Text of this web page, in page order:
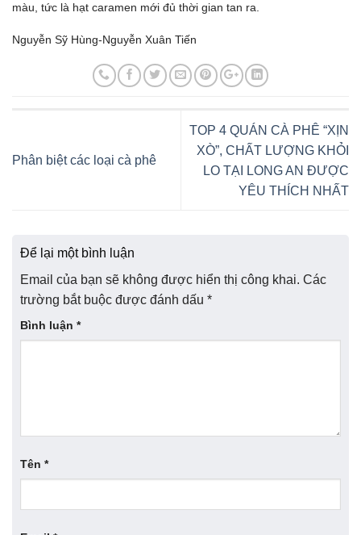
màu, tức là hạt caramen mới đủ thời gian tan ra.
Nguyễn Sỹ Hùng-Nguyễn Xuân Tiến
Phân biệt các loại cà phê
TOP 4 QUÁN CÀ PHÊ “XỊN
XÒ”, CHẤT LƯỢNG KHỎI
LO TẠI LONG AN ĐƯỢC
YÊU THÍCH NHẤT
Để lại một bình luận
Email của bạn sẽ không được hiển thị công khai. Các
trường bắt buộc được đánh dấu *
Bình luận *
Tên *